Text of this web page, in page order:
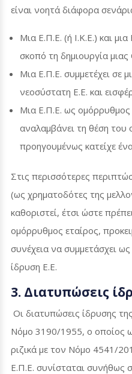
είναι νοητά διάφορα
Μια Ε.Π.Ε. (ή Ι.Κ.Ε.) και
σκοπό τη δημιουργία μιας
Μια Ε.Π.Ε. συμμετέχει σε
νεοσύστατη Ε.Ε. και
Μια Ε.Π.Ε. ως ομόρρυθμος
αναλαμβάνει τη θέση
προηγουμένως κατείχε
Στις περισσότερες
(ως χρηματοδότες της
καθοριστεί, έτσι ώστε
ομόρρυθμος εταίρος,
συνέχεια να συμμετάσχει
ίδρυση Ε.Ε.
3. Διατυπώσεις
Οι διατυπώσεις ίδρυσης
Νόμο 3190/1955, ο οποίος
ριζικά με τον Νόμο 4541/
Ε.Π.Ε. συνίσταται συνήθως